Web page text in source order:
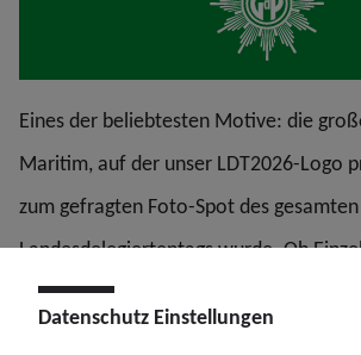
Eines der beliebtesten Motive: die
Maritim, auf der unser LDT2026-Logo
zum gefragten Foto-Spot des gesamten
Landesdelegiertentags wurde. Ob
Gruppenaufnahme oder spontaner
Treppe war so präsent wie die
Datenschutz Einstellungen